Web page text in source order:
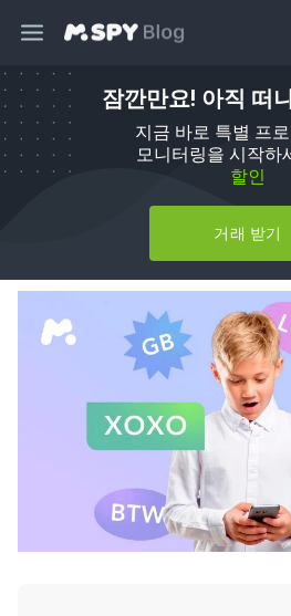
잠깐만요! 아직 떠
지금 바로 특별 프
모니터링을 시작하
할인
거래 받기
부모가 알아야 할 50가
치 못한 문자 메시지 약
Carla L. Hirsch
업데이트됨 01 6월, 2026